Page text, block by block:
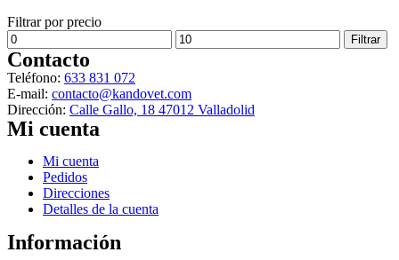
Filtrar por precio
Precio
mínimo
Precio
máximo
Filtrar
Contacto
Teléfono: 633 831 072
E-mail: contacto@kandovet.com
Dirección: Calle Gallo, 18 47012 Valladolid
Mi cuenta
Menú
Mi cuenta
Pedidos
Direcciones
Detalles de la cuenta
Información